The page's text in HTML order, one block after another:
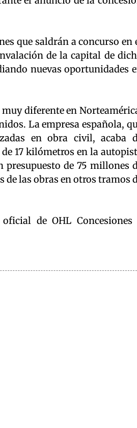
que saldrán a concurso en
de la capital de
nuevas oportunidades
diferente en
La empresa española,
en obra civil, acaba
17 kilómetros en la
presupuesto de 75 millones
de las obras en otros tramos
de OHL Concesiones